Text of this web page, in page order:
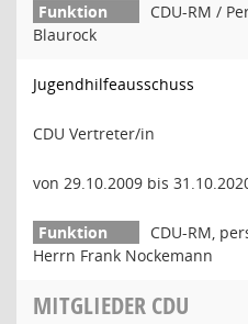
CDU-RM /
Blaurock
Jugendhilfeausschuss
CDU Vertreter/in
von 29.10.2009 bis
CDU-RM,
Herrn Frank Nockemann
MITGLIEDER CDU